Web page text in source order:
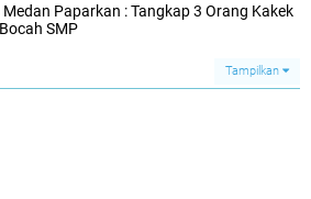
Paparkan : Tangkap 3 Orang Kakek
SMP
Tampilkan